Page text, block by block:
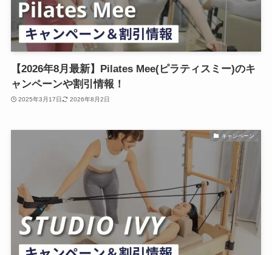
【2026年8月最新】Pilates Mee(ピラティスミー)のキ
ャンペーンや割引情報！
2025年3月17日 2026年8月2日
キャンペーン